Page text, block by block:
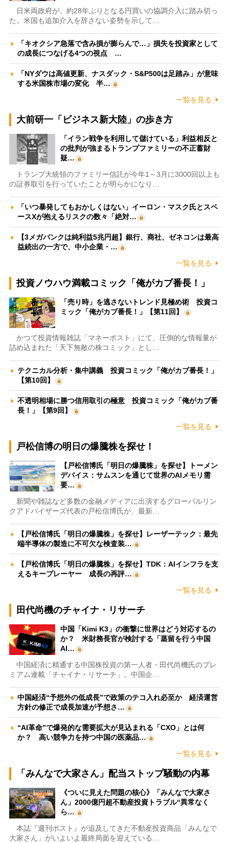
日米両政府が、約28年ぶりとなる円買いの協調介入に踏み切っ
た。米国も追加介入を辞さない姿勢を示して…
「キオクシア急落で含み損が膨らんで…」損失を投資家として
の成長につなげる4つの視点 …
「NYダウは高値更新、ナスダック・S&P500は足踏み」が意味
する米国株市場の変化 半…
一覧を見る
大前研一「ビジネス新大陸」の歩き方
「イラン戦争を利用して儲けている」利益相反と
の批判が強まるトランプファミリーの不正蓄財
疑…
トランプ大統領のファミリー信託が今年1～3月に3000回以上も
の証券取引を行っていたことが明らかになり…
「いつ暴発してもおかしくはない」イーロン・マスク氏とスペ
ースXが抱えるリスクの数々「絶対…
【3メガバンクは純利益5兆円超】銀行、商社、ゼネコンは最高
益続出の一方で、中小企業・…
一覧を見る
投資ノウハウ満載コミック「俺がカブ番長！」
「売り時」を逃さないトレンド見極め術 投資コ
ミック「俺がカブ番長！」【第11回】
かつて投資情報雑誌「マネーポスト」にて、圧倒的な情報量が
詰め込まれた「天下無敵の株コミック」とし…
テクニカル分析・集中講義 投資コミック「俺がカブ番長！」
【第10回】
不透明相場に勝つ信用取引の極意 投資コミック「俺がカブ番
長！」【第9回】
一覧を見る
戸松信博の明日の爆騰株を探せ！
【戸松信博氏「明日の爆騰株」を探せ】トーメン
デバイス：サムスンを通じて世界のAIメモリ需
要…
新聞や雑誌など多数の金融メディアに出演するグローバルリン
クアドバイザーズ代表の戸松信博氏が、最新…
【戸松信博氏「明日の爆騰株」を探せ】レーザーテック：最先
端半導体の製造に不可欠な検査装…
【戸松信博氏「明日の爆騰株」を探せ】TDK：AIインフラを支
えるキープレーヤー 成長の再評…
一覧を見る
田代尚機のチャイナ・リサーチ
中国「Kimi K3」の衝撃に世界はどう対応するの
か？ 米財務長官が検討する「蒸留を行う中国
AI…
中国経済に精通する中国株投資の第一人者・田代尚機氏のプレ
ミアム連載「チャイナ・リサーチ」。中国企…
中国経済“予想外の低成長”で政策のテコ入れ必至か 経済運営
方針の修正で成長加速が予想さ…
“AI革命”で爆発的な需要拡大が見込まれる「CXO」とは何
か？ 高い競争力を持つ中国の医薬品…
一覧を見る
「みんなで大家さん」配当ストップ騒動の内幕
《ついに見えた問題の核心》「みんなで大家さ
ん」2000億円超不動産投資トラブル“異常なく
ら…
本誌『週刊ポスト』が追及してきた不動産投資商品「みんなで
大家さん」がいよいよ最終局面を迎えている…